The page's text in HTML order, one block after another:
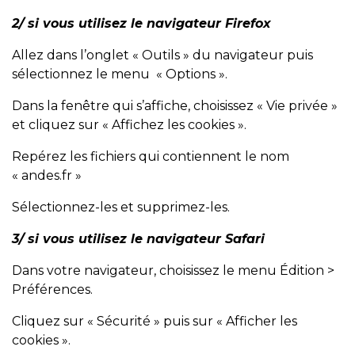
2/ si vous utilisez le navigateur Firefox
Allez dans l’onglet « Outils » du navigateur puis
sélectionnez le menu « Options ».
Dans la fenêtre qui s’affiche, choisissez « Vie privée »
et cliquez sur « Affichez les cookies ».
Repérez les fichiers qui contiennent le nom
« andes.fr »
Sélectionnez-les et supprimez-les.
3/ si vous utilisez le navigateur Safari
Dans votre navigateur, choisissez le menu Édition >
Préférences.
Cliquez sur « Sécurité » puis sur « Afficher les
cookies ».